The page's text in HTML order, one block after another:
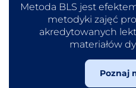
Metoda BLS jest
metodyki zajęć
akredytowanych
materiałów
Poznaj